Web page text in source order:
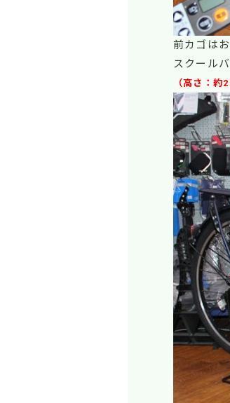
前カゴは
スクール
（高さ：